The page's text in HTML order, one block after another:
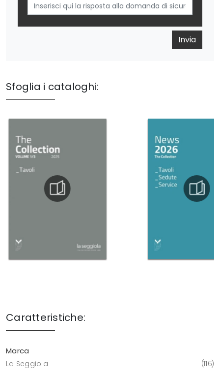
Invia
Sfoglia i cataloghi:
Caratteristiche:
Marca
La Seggiola 116